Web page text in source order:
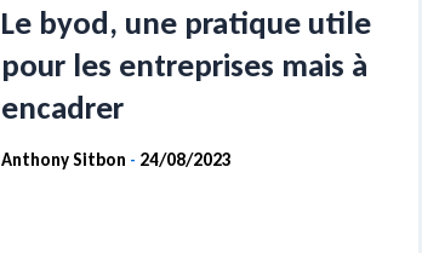
Le byod, une pratique utile
pour les entreprises mais à
encadrer
Anthony Sitbon - 24/08/2023